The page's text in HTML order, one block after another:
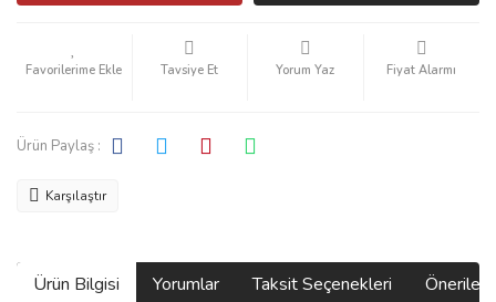
Tavsiye Et Yorum Yaz Fiyat Alarmı
Ürün Paylaş :
Karşılaştır
Ürün Bilgisi Yorumlar Taksit Seçenekleri